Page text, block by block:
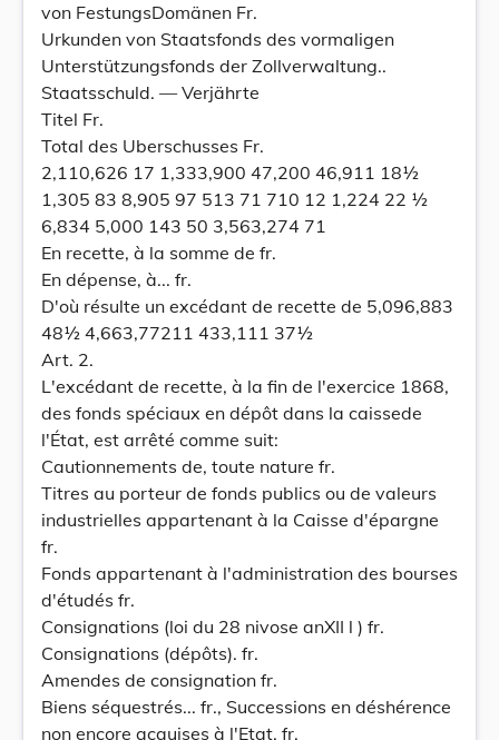
von FestungsDomänen Fr.
Urkunden von Staatsfonds des vormaligen
Unterstützungsfonds der Zollverwaltung..
Staatsschuld. — Verjährte
Titel Fr.
Total des Uberschusses Fr.
2,110,626 17 1,333,900 47,200 46,911 18½
1,305 83 8,905 97 513 71 710 12 1,224 22 ½
6,834 5,000 143 50 3,563,274 71
En recette, à la somme de fr.
En dépense, à... fr.
D'où résulte un excédant de recette de 5,096,883
48½ 4,663,77211 433,111 37½
Art. 2.
L'excédant de recette, à la fin de l'exercice 1868,
des fonds spéciaux en dépôt dans la caissede
l'État, est arrêté comme suit:
Cautionnements de, toute nature fr.
Titres au porteur de fonds publics ou de valeurs
industrielles appartenant à la Caisse d'épargne
fr.
Fonds appartenant à l'administration des bourses
d'étudés fr.
Consignations (loi du 28 nivose anXII l ) fr.
Consignations (dépôts). fr.
Amendes de consignation fr.
Biens séquestrés... fr., Successions en déshérence
non encore acquises à l'Etat. fr.